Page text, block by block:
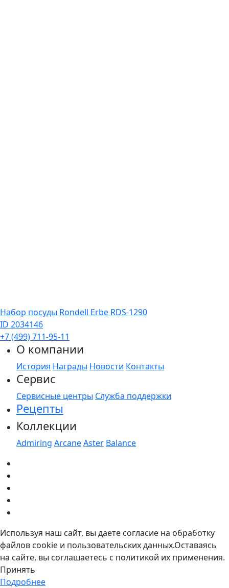
Набор посуды Rondell Erbe RDS-1290
ID 2034146
+7 (499) 711-95-11
О компании
История Награды Новости Контакты
Сервис
Сервисные центры Служба поддержки
Рецепты
Коллекции
Admiring ArcaneAster Balance
Используя наш сайт, вы даете согласие на обработку
файлов cookie и пользовательских данных.Оставаясь
на сайте, вы соглашаетесь с политикой их применения.
Принять
Подробнее